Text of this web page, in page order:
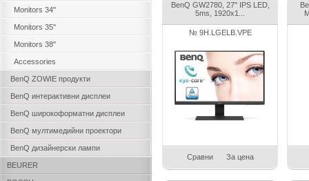
Monitors 34"
Monitors 35"
Monitors 38"
Accessories
BenQ ZOWIE продукти
BenQ интерактивни дисплеи
BenQ широкоформатни дисплеи
BenQ мултимедийни проектори
BenQ дизайнерски лампи
BEURER
BenQ GW2780, 27" IPS LED,
5ms, 1920x1...
№ 9H.LGELB.VPE
Сравни За цена